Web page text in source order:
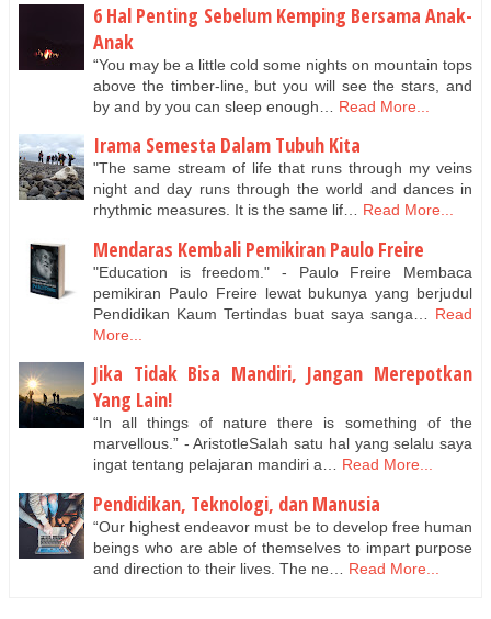
6 Hal Penting Sebelum Kemping Bersama Anak-
Anak
“You may be a little cold some nights on mountain tops
above the timber-line, but you will see the stars, and
by and by you can sleep enough…
Read More...
Irama Semesta Dalam Tubuh Kita
"The same stream of life that runs through my veins
night and day runs through the world and dances in
rhythmic measures. It is the same lif… Read More...
Mendaras Kembali Pemikiran Paulo Freire
"Education is freedom." - Paulo Freire Membaca
pemikiran Paulo Freire lewat bukunya yang berjudul
Pendidikan Kaum Tertindas buat saya sanga…
Read
More...
Jika Tidak Bisa Mandiri, Jangan Merepotkan
Yang Lain!
“In all things of nature there is something of the
marvellous.” - AristotleSalah satu hal yang selalu saya
ingat tentang pelajaran mandiri a… Read More...
Pendidikan, Teknologi, dan Manusia
“Our highest endeavor must be to develop free human
beings who are able of themselves to impart purpose
and direction to their lives. The ne…
Read More...